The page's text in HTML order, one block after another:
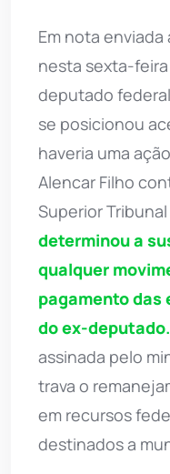
Em nota
nesta sexta-
deputado
se posicionou
haveria uma
Alencar Filho
Superior
determinou a
qualquer
pagamento das
do ex-deputado.
assinada pelo
trava o
em recursos
destinados a